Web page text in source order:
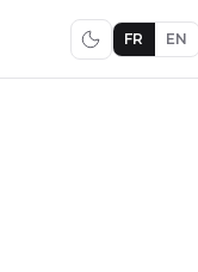
FR EN